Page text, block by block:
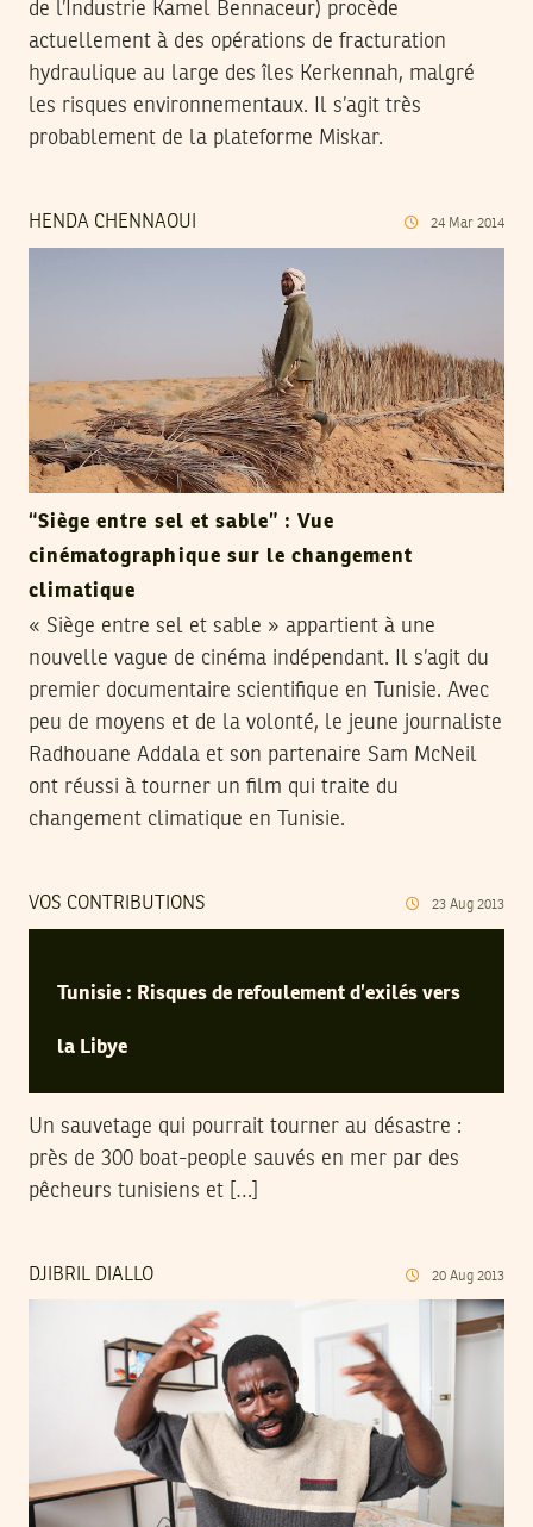
de l’Industrie Kamel Bennaceur) procède
actuellement à des opérations de fracturation
hydraulique au large des îles Kerkennah, malgré
les risques environnementaux. Il s’agit très
probablement de la plateforme Miskar.
HENDA CHENNAOUI 24 Mar 2014
“Siège entre sel et sable” : Vue
cinématographique sur le changement
climatique
« Siège entre sel et sable » appartient à une
nouvelle vague de cinéma indépendant. Il s’agit du
premier documentaire scientifique en Tunisie. Avec
peu de moyens et de la volonté, le jeune journaliste
Radhouane Addala et son partenaire Sam McNeil
ont réussi à tourner un film qui traite du
changement climatique en Tunisie.
VOS CONTRIBUTIONS 23 Aug 2013
Tunisie : Risques de refoulement d’exilés vers
la Libye
Un sauvetage qui pourrait tourner au désastre :
près de 300 boat-people sauvés en mer par des
pêcheurs tunisiens et […]
DJIBRIL DIALLO 20 Aug 2013